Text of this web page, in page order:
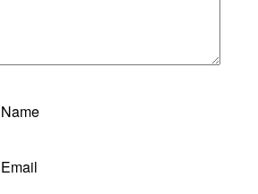
Name
Email